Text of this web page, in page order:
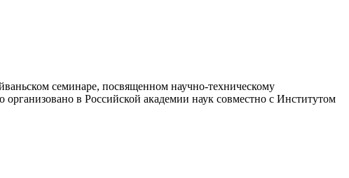
семинаре, посвященном научно-техническому
в Российской академии наук совместно с Институтом